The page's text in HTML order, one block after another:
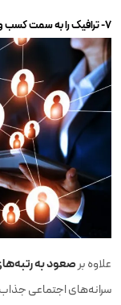
۷- ترافیک را به سمت کسب‌ و کار اینترنتی خود هدایت کنید
علاوه برصعود به
سرانه‌های اجتماعی جذاب